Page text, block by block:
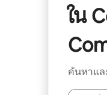
ใน
ค้นหาแล